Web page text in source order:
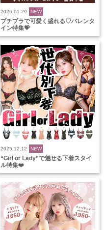
2026.01.29 NEW
プチプラで可愛く盛れる♡バレンタ
イン特集💝
2025.12.12 NEW
“Girl or Lady”で魅せる下着スタイ
ル特集❤️